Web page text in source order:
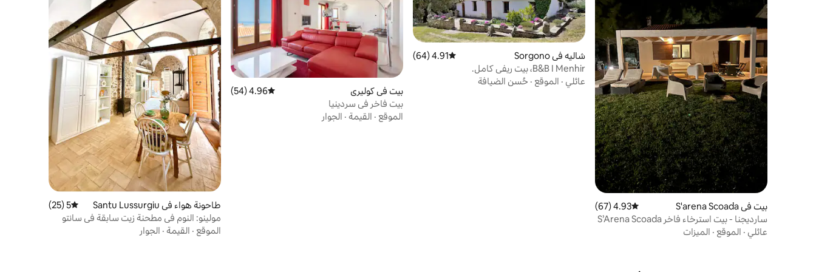
بيت في S'arena Scoada متوسط التقييم 4.93 من 5، 67 مراجعات
4.93 (67)
سارديجنا - بيت استرخاء فاخر S’Arena Scoada
عائلي · الموقع · الميزات
شاليه في Sorgono متوسط التقييم 4.91 من 5، 64 مراجعات
4.91 (64)
B&B I Menhir، بيت ريفي كامل.
عائلي · الموقع · حُسن الضيافة
بيت في كوليري متوسط التقييم 4.96 من 5، 54 مراجعات
4.96 (54)
بيت فاخر في سردينيا
الموقع · القيمة · الجوار
طاحونة هواء في Santu Lussurgiu متوسط التقييم 5 من 5، 25 مراجعات
5 (25)
مولينو: النوم في مطحنة زيت سابقة في سانتو
لوسورجيو
الموقع · القيمة · الجوار